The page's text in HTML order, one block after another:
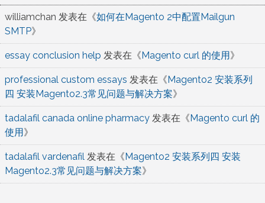
williamchan 发表在《如何在Magento 2中配置Mailgun
SMTP》
essay conclusion help 发表在《Magento curl 的使用》
professional custom essays 发表在《Magento2 安装系列
四 安装Magento2.3常见问题与解决方案》
tadalafil canada online pharmacy 发表在《Magento curl 的
使用》
tadalafil vardenafil 发表在《Magento2 安装系列四 安装
Magento2.3常见问题与解决方案》